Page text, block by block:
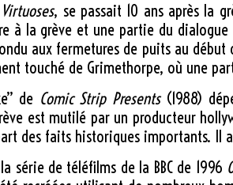
, se passait 10 ans après la
à la grève et une partie du
aux fermetures de puits au début
touché de Grimethorpe, où une
de Comic Strip Presents(1988)
est mutilé par un producteur
des faits historiques importants. Il
série de téléfilms de la BBC de 1996